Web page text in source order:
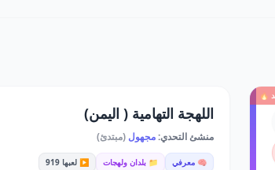
🔥
اللهجة التهامية ( اليمن)
منشئ التحدي:مجهول(مبتدئ)
🧠 معرفي 📁 بلدان ولهجات ▶️ لعبها 919